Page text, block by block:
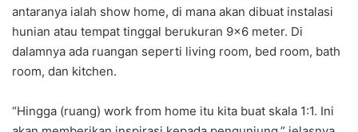
antaranya ialah show home, di mana akan dibuat instalasi
hunian atau tempat tinggal berukuran 9×6 meter. Di
dalamnya ada ruangan seperti living room, bed room, bath
room, dan kitchen.
“Hingga (ruang) work from home itu kita buat skala 1:1. Ini